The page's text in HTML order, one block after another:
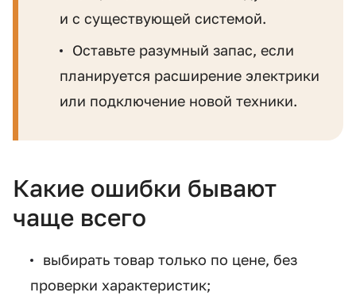
и с существующей системой.
Оставьте разумный запас, если
планируется расширение электрики
или подключение новой техники.
Какие ошибки бывают
чаще всего
выбирать товар только по цене, без
проверки характеристик;